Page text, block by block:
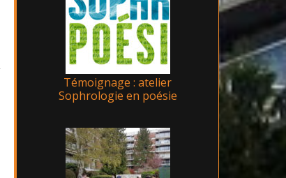
Témoignage : atelier
Sophrologie en poésie